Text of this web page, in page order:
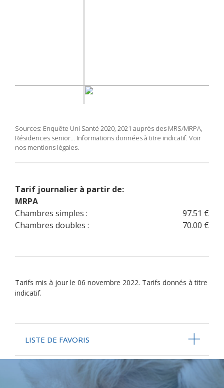
Sources: Enquête Uni Santé 2020, 2021 auprès des MRS/MRPA,
Résidences senior... Informations données à titre indicatif. Voir
nos mentions légales.
Tarif journalier à partir de:
MRPA
Chambres simples :
97.51 €
Chambres doubles :
70.00 €
Tarifs mis à jour le 06 novembre 2022. Tarifs donnés à titre
indicatif.
LISTE DE FAVORIS